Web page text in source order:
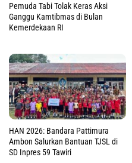
Pemuda Tabi Tolak Keras Aksi
Ganggu Kamtibmas di Bulan
Kemerdekaan RI
HAN 2026: Bandara Pattimura
Ambon Salurkan Bantuan TJSL di
SD Inpres 59 Tawiri